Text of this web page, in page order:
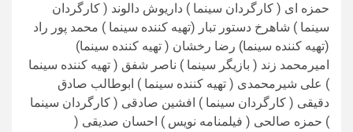
حمزه ای ( کارگردان سینما ) داریوش دالوند ( کارگردان
سینما ) شاهرخ دستور تبار (تهیه کننده سینما ) محمد پور راد
(تهیه کننده سینما) رضا رخشان ( تهیه کننده سینما)
امیرمحمد زند ( بازیگر سینما ) ناصر شفق ( تهیه کننده سینما
) علی شیرمحمدی ( تهیه کننده سینما ) ابوطالب صادق
دقیقی ( کارگردان سینما ) افشین صادقی ( کارگردان سینما
) حمزه صالحی ( فیلمنامه نویس ) احسان صدیقی (